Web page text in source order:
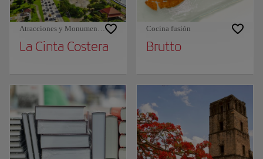
Atracciones y Monumentos
La Cinta Costera
Cocina fusión
Brutto